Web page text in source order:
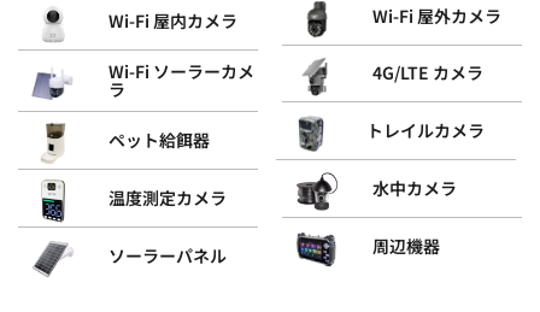
Wi-Fi 屋内カメラ
Wi-Fi ソーラーカメ
ラ
ペット給餌器
温度測定カメラ
ソーラーパネル
Wi-Fi 屋外カメラ
4G/LTE カメラ
トレイルカメラ
水中カメラ
周辺機器